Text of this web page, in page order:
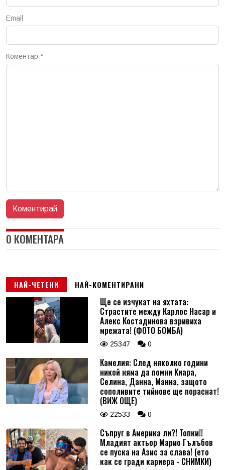
Email
Коментар *
0 КОМЕНТАРА
НАЙ-ЧЕТЕНИ НАЙ-КОМЕНТИРАНИ
Ще се изчукат на яхтата:
Страстите между Карлос Насар и
Алекс Костадинова взривиха
мрежата! (ФОТО БОМБА)
25347 0
Камелия: След няколко години
никой няма да помни Киара,
Селина, Данна, Манна, защото
сополивите тийнове ще пораснат!
(ВИЖ ОЩЕ)
22533 0
Съпруг в Америка ли?! Топки!!
Младият актьор Марио Гълъбов
се пуска на Азис за слава! (ето
как се гради кариера - СНИМКИ)